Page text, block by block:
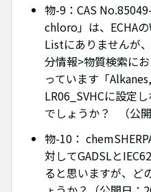
物-9：CAS
chloro」は、ECHA
Listにありませんが
分情報>物質検索に
っています「
LR06_SVHCに設定
でしょうか？ （公開
物-10：
対してGADSLと
ると思いますが、ど